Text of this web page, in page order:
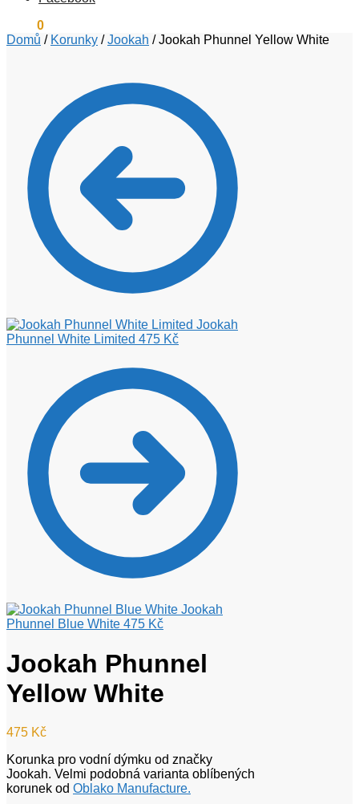
0
Domů / Korunky /Jookah /Jookah Phunnel Yellow White
Jookah
Phunnel White Limited 475 Kč
Jookah
Phunnel Blue White 475 Kč
Jookah Phunnel
Yellow White
475 Kč
Korunka pro vodní dýmku od značky
Jookah. Velmi podobná varianta oblíbených
korunek od Oblako Manufacture.